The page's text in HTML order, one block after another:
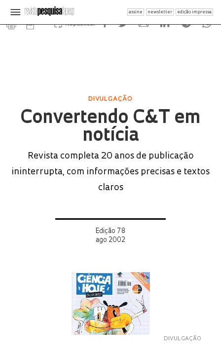
assine newsletter edição impressa
Republicar
DIVULGAÇÃO
Convertendo C&T em
notícia
Revista completa 20 anos de publicação
ininterrupta, com informações precisas e textos
claros
Edição 78
ago 2002
DIVULGAÇÃO